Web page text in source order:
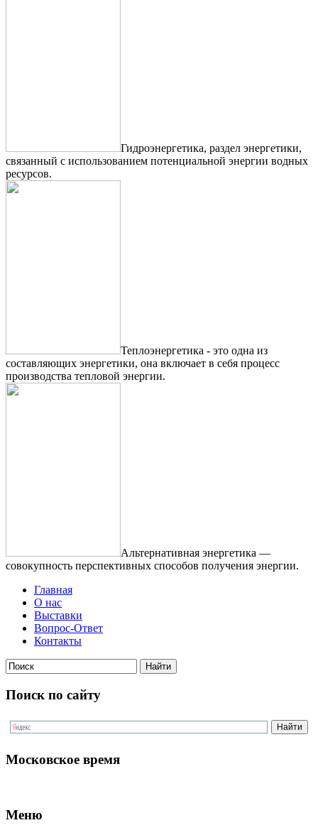
Гидроэнергетика, раздел энергетики,
связанный с использованием потенциальной энергии водных
ресурсов.
Теплоэнергетика - это одна из
составляющих энергетики, она включает в себя процесс
производства тепловой энергии.
Альтернативная энергетика —
совокупность перспективных способов получения энергии.
Главная
О нас
Выставки
Вопрос-Ответ
Контакты
Поиск по сайту
Московское время
Меню